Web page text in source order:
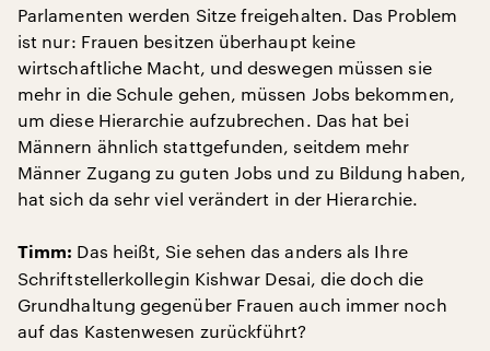
Parlamenten werden Sitze freigehalten. Das Problem
ist nur: Frauen besitzen überhaupt keine
wirtschaftliche Macht, und deswegen müssen sie
mehr in die Schule gehen, müssen Jobs bekommen,
um diese Hierarchie aufzubrechen. Das hat bei
Männern ähnlich stattgefunden, seitdem mehr
Männer Zugang zu guten Jobs und zu Bildung haben,
hat sich da sehr viel verändert in der Hierarchie.
Timm: Das heißt, Sie sehen das anders als Ihre
Schriftstellerkollegin Kishwar Desai, die doch die
Grundhaltung gegenüber Frauen auch immer noch
auf das Kastenwesen zurückführt?